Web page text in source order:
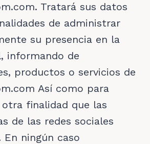
Tratará sus datos
de administrar
su presencia en la
informando de
productos o servicios de
Así como para
finalidad que las
de las redes sociales
En ningún caso